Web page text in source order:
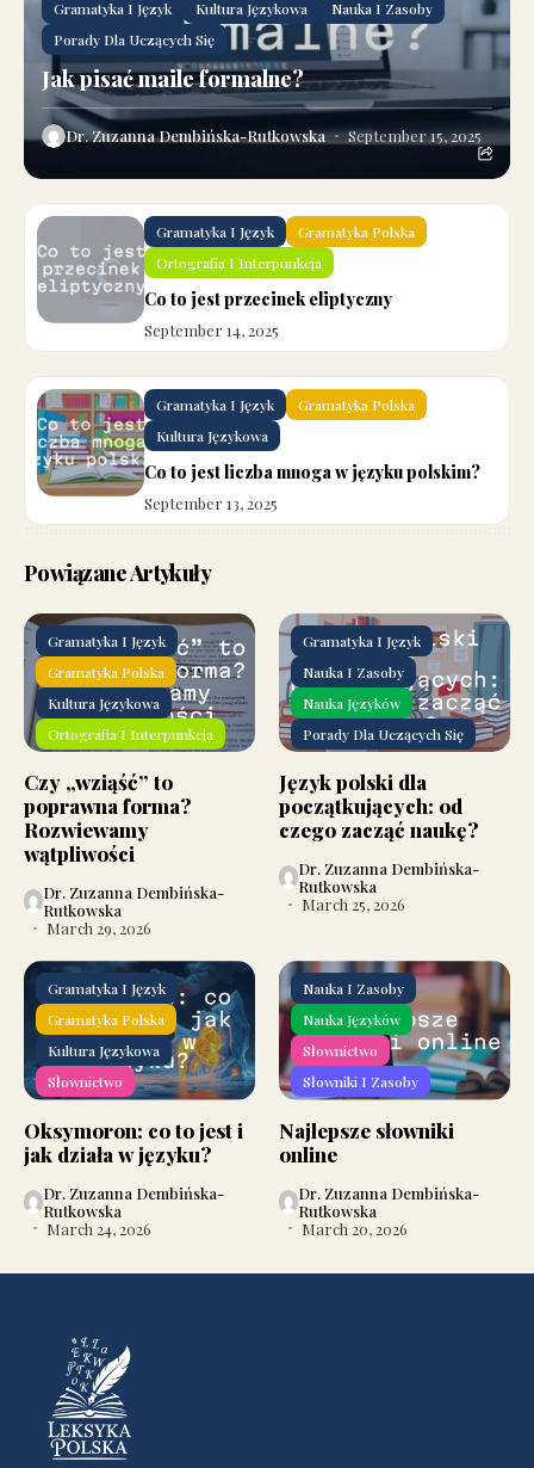
Gramatyka I Język Kultura Językowa
Nauka I Zasoby
Porady Dla Uczących Się
Jak pisać maile formalne?
Dr. Zuzanna Dembińska-Rutkowska September 15, 2025
Gramatyka I Język
Gramatyka Polska
Ortografia I Interpunkcja
Co to jest przecinek eliptyczny
September 14, 2025
Gramatyka I Język
Gramatyka Polska
Kultura Językowa
Co to jest liczba mnoga w języku polskim?
September 13, 2025
Powiązane Artykuły
Gramatyka I Język
Gramatyka Polska
Kultura Językowa
Ortografia I Interpunkcja
Czy „wziąść” to
poprawna forma?
Rozwiewamy
wątpliwości
Dr. Zuzanna Dembińska-
Rutkowska
March 29, 2026
Gramatyka I Język
Nauka I Zasoby
Nauka Języków
Porady Dla Uczących Się
Język polski dla
początkujących: od
czego zacząć naukę?
Dr. Zuzanna Dembińska-
Rutkowska
March 25, 2026
Gramatyka I Język
Gramatyka Polska
Kultura Językowa
Słownictwo
Oksymoron: co to jest i
jak działa w języku?
Dr. Zuzanna Dembińska-
Rutkowska
March 24, 2026
Nauka I Zasoby
Nauka Języków
Słownictwo
Słowniki I Zasoby
Najlepsze słowniki
online
Dr. Zuzanna Dembińska-
Rutkowska
March 20, 2026